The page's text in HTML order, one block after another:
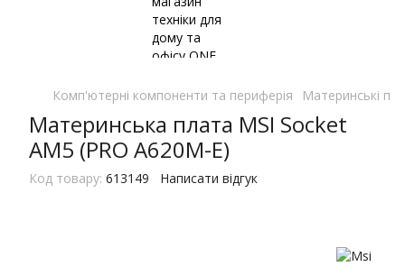
Комп'ютерні компоненти та периферія Материнські
Материнська плата MSI Socket
AM5 (PRO A620M-E)
Код товару: 613149 Написати відгук